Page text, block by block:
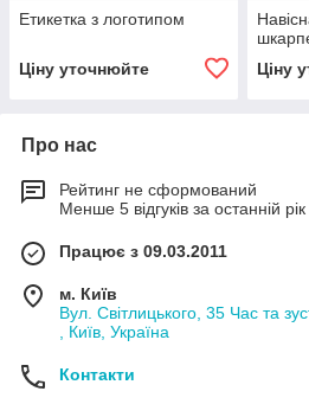
Етикетка з логотипом
Ціну уточнюйте
Ціну
Про нас
Рейтинг не сформований
Менше 5 відгуків за останній рік
Працює з 09.03.2011
м. Київ
Вул. Світлицького, 35 Час та
, Київ, Україна
Контакти